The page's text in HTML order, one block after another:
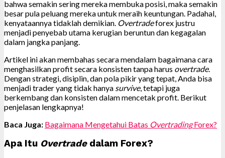
bahwa semakin sering mereka membuka posisi, maka semakin
besar pula peluang mereka untuk meraih keuntungan. Padahal,
kenyataannya tidaklah demikian. Overtradeforex justru
menjadi penyebab utama kerugian beruntun dan kegagalan
dalam jangka panjang.
Artikel ini akan membahas secara mendalam bagaimana cara
menghasilkan profit secara konsisten tanpa harus overtrade.
Dengan strategi, disiplin, dan pola pikir yang tepat, Anda bisa
menjadi trader yang tidak hanya survive, tetapi juga
berkembang dan konsisten dalam mencetak profit. Berikut
penjelasan lengkapnya!
Baca Juga: Bagaimana Mengetahui Batas OvertradingForex?
Apa Itu Overtradedalam Forex?